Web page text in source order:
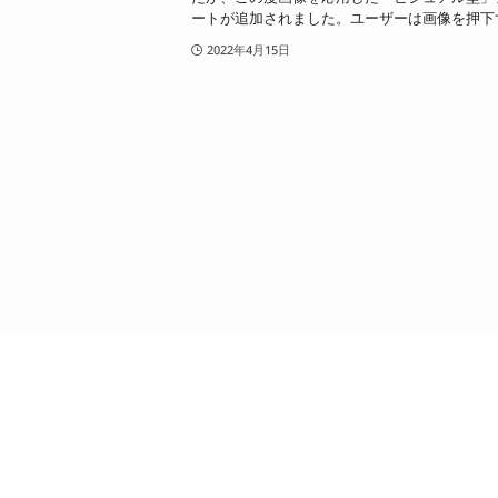
ートが追加されました。ユーザーは画像を押
2022年4月15日